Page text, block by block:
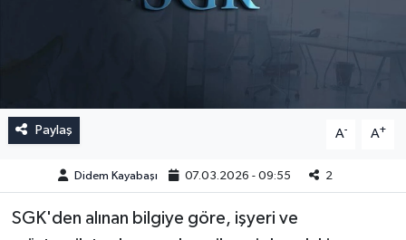
Paylaş A- A+
Didem Kayabaşı 07.03.2026 - 09:55 2
SGK'den alınan bilgiye göre, işyeri ve